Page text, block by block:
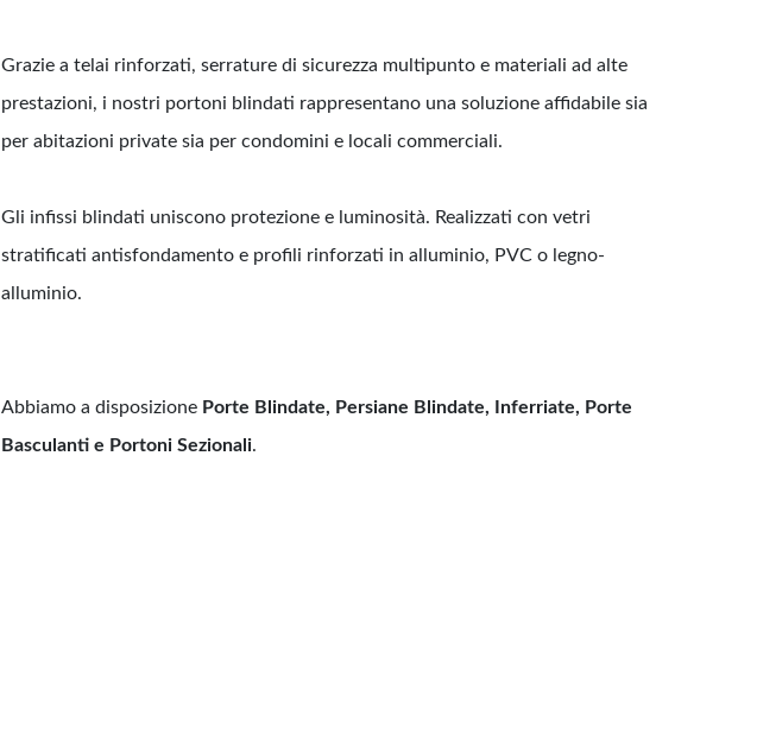
Grazie a telai rinforzati, serrature di sicurezza multipunto e materiali ad alte
prestazioni, i nostri portoni blindati rappresentano una soluzione affidabile sia
per abitazioni private sia per condomini e locali commerciali.
Gli infissi blindati uniscono protezione e luminosità. Realizzati con vetri
stratificati antisfondamento e profili rinforzati in alluminio, PVC o legno-
alluminio.
Abbiamo a disposizione Porte Blindate, Persiane Blindate, Inferriate, Porte
Basculanti e Portoni Sezionali.